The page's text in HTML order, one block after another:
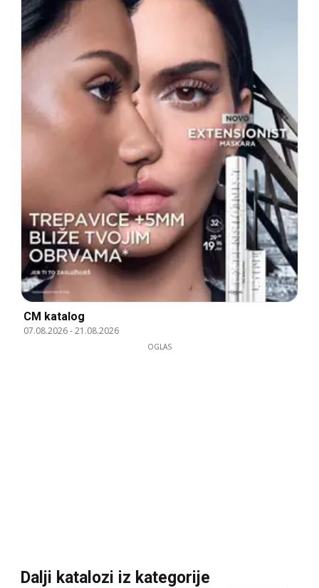
CM katalog
07.08.2026-21.08.2026
OGLAS
Dalji katalozi iz kategorije